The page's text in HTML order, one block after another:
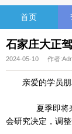
首页
石家庄大正
2024-05-10 作者
亲爱的学员朋
夏季即将
会研究决定，调